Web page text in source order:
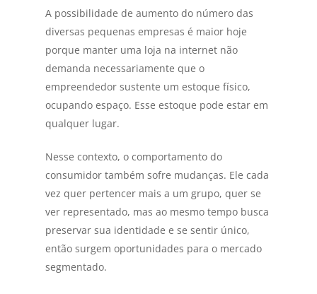
A possibilidade de aumento do número das
diversas pequenas empresas é maior hoje
porque manter uma loja na internet não
demanda necessariamente que o
empreendedor sustente um estoque físico,
ocupando espaço. Esse estoque pode estar em
qualquer lugar.
Nesse contexto, o comportamento do
consumidor também sofre mudanças. Ele cada
vez quer pertencer mais a um grupo, quer se
ver representado, mas ao mesmo tempo busca
preservar sua identidade e se sentir único,
então surgem oportunidades para o mercado
segmentado.